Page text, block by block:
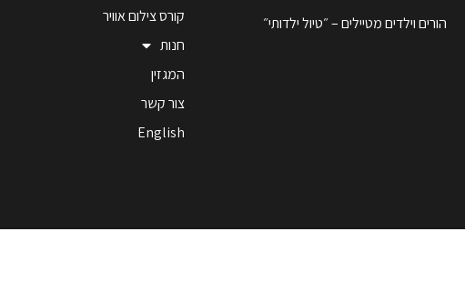
הורים וילדים מטיילים – ״טיול ילדותי״
קורס צילום אוויר
חנות
המגזין
צור קשר
English